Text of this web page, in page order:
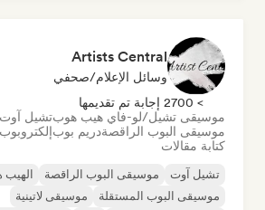
Artists Central
وسائل الإعلام/صحفي
> 2700 إجابة تم تقديمها
موسيقى تشيل/لو-فاي هيب هوبتشيل آوت
موسيقى البوب الراقصةدريم بوبإلكتروبوب
كتابة مقالات
تشيل آوت موسيقى البوب الراقصة
موسيقى البوب المستقلة
موسيقى لاتينية